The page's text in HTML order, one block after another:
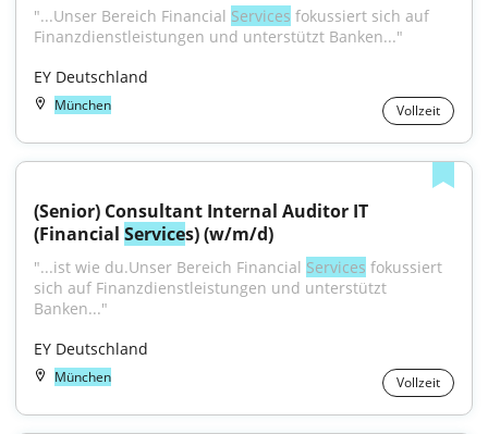
"...Unser Bereich Financial Services fokussiert sich auf
Finanzdienstleistungen und unterstützt Banken..."
EY Deutschland
München Vollzeit
(Senior) Consultant Internal Auditor IT
(Financial Services) (w/m/d)
"...ist wie du.Unser Bereich Financial Services fokussiert
sich auf Finanzdienstleistungen und unterstützt
Banken..."
EY Deutschland
München Vollzeit